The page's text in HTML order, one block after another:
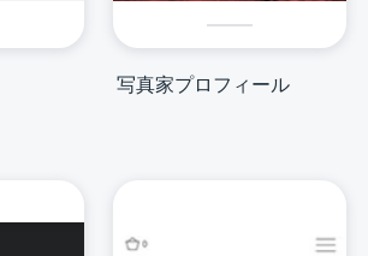
写真家プロフィール